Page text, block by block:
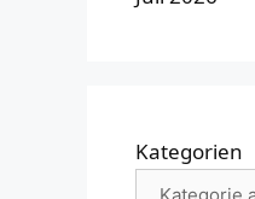
Kategorien